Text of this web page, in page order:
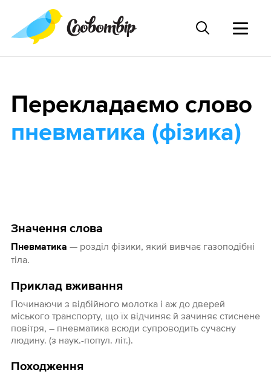
Значення слова
Пневматика — розділ фізики, який вивчає газоподібні
тіла.
Приклад вживання
Починаючи з відбійного молотка і аж до дверей
міського транспорту, що їх відчиняє й зачиняє стиснене
повітря, – пневматика всюди супроводить сучасну
людину. (з наук.-попул. літ.).
Походження
Перекладаємо слово
пневматика (фізика)